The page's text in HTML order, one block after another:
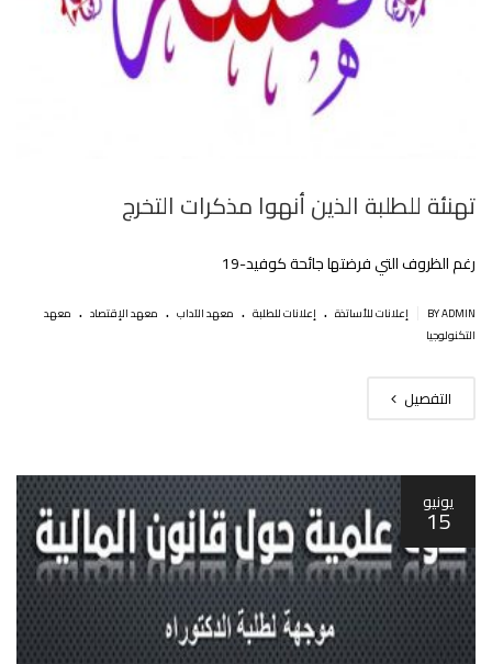
تهنئة للطلبة الذين أنهوا مذكرات التخرج
رغم الظروف التي فرضتها جائحة كوفيد-19
BY ADMIN إعلانات للأساتذة . إعلانات للطلبة . معهد الآداب . معهد الإقتصاد . معهد
التكنولوجيا
التفصيل
يونيو
15